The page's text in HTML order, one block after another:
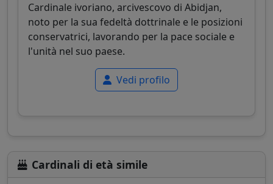
Cardinale ivoriano, arcivescovo di Abidjan,
noto per la sua fedeltà dottrinale e le posizioni
conservatrici, lavorando per la pace sociale e
l'unità nel suo paese.
Vedi profilo
Cardinali di età simile